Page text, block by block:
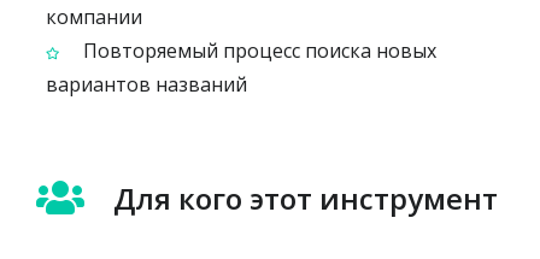
компании
Повторяемый процесс поиска новых
вариантов названий
Для кого этот инструмент